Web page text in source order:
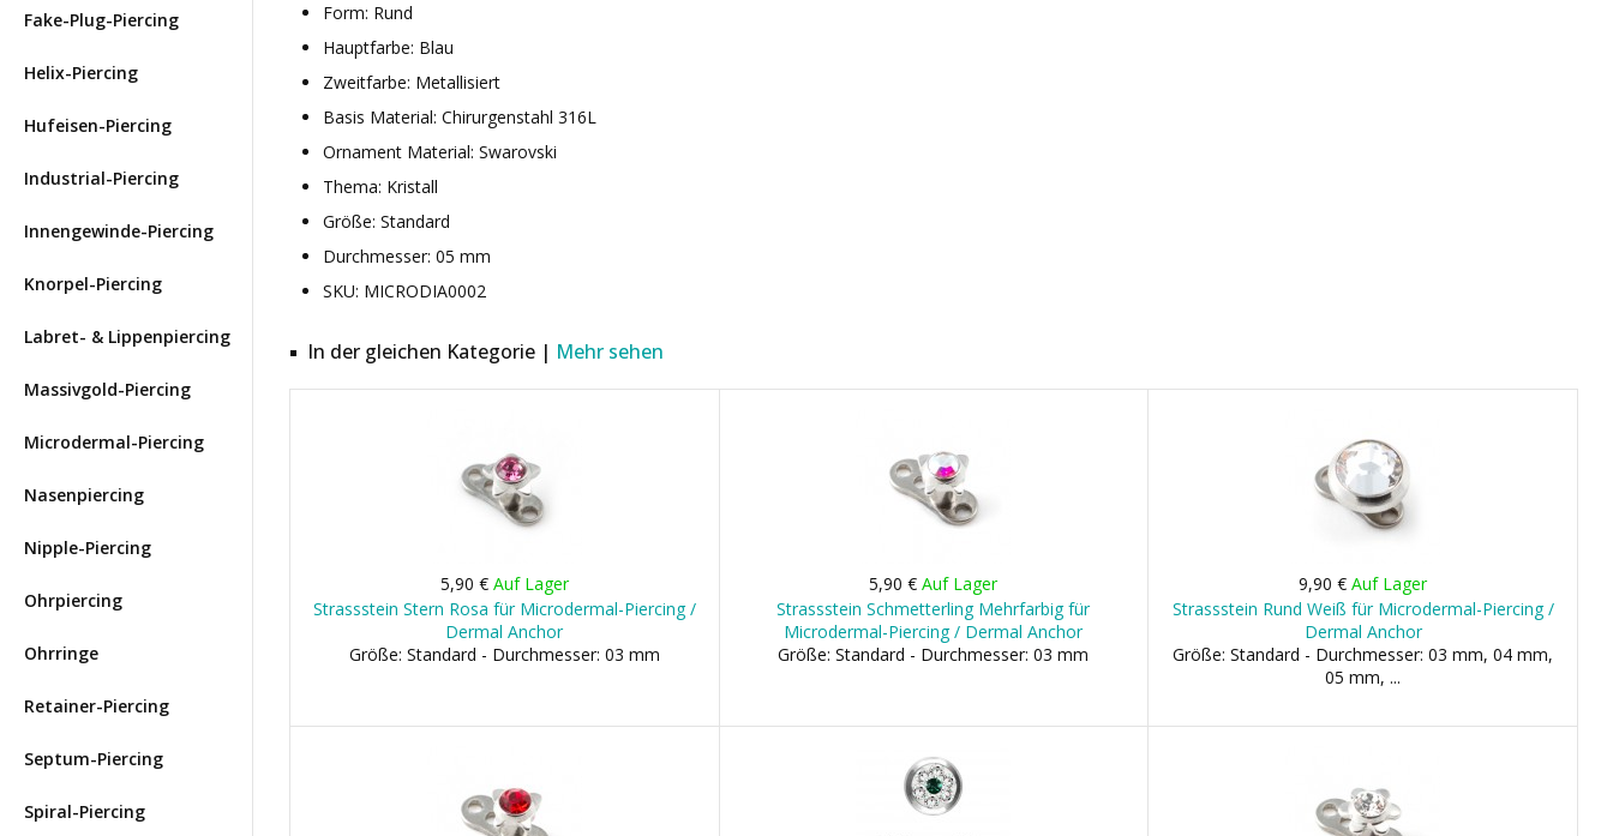
Fake-Plug-Piercing
Helix-Piercing
Hufeisen-Piercing
Industrial-Piercing
Innengewinde-Piercing
Knorpel-Piercing
Labret- & Lippenpiercing
Massivgold-Piercing
Microdermal-Piercing
Nasenpiercing
Nipple-Piercing
Ohrpiercing
Ohrringe
Retainer-Piercing
Septum-Piercing
Spiral-Piercing
Form: Rund
Hauptfarbe: Blau
Zweitfarbe: Metallisiert
Basis Material: Chirurgenstahl 316L
Ornament Material: Swarovski
Thema: Kristall
Größe: Standard
Durchmesser: 05 mm
SKU: MICRODIA0002
In der gleichen Kategorie | Mehr sehen
5,90 € Auf Lager
Strassstein Stern Rosa für Microdermal-Piercing /
Dermal Anchor
Größe: Standard - Durchmesser: 03 mm
5,90 €Auf Lager
Strassstein Schmetterling Mehrfarbig für
Microdermal-Piercing / Dermal Anchor
Größe: Standard - Durchmesser: 03 mm
9,90 €Auf Lager
Strassstein Rund Weiß für Microdermal-Piercing /
Dermal Anchor
Größe: Standard - Durchmesser: 03 mm, 04 mm,
05 mm, ...